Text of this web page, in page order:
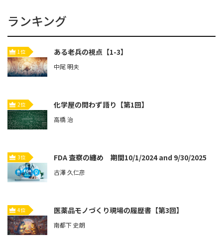
ランキング
1位 ある老兵の視点【1-3】
中尾 明夫
2位 化学屋の問わず語り【第1回】
高橋 治
3位 FDA 査察の纏め 期間10/1/2024 and 9/30/2025
古澤 久仁彦
4位 医薬品モノづくり現場の履歴書【第3回】
南都下 史朗